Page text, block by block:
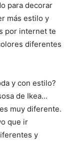
para decorar
más estilo y
por internet te
diferentes
y con estilo?
de Ikea…
muy diferente.
que ir
y